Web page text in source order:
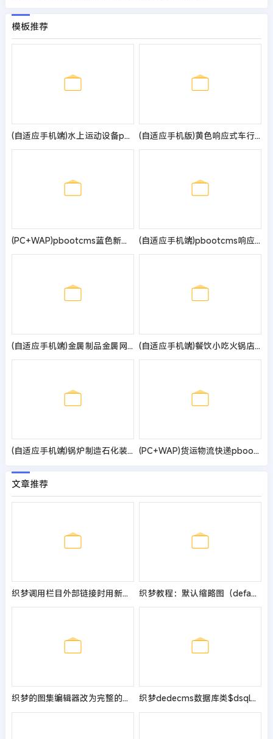
模板推荐
(自适应手机端)水上运动设备pbootcms网站模板 潜水服务公司网站源码 (自适应手机版)黄色响应式车行汽车租赁网站pbootcms模板 二手车销售出租公司网站模板
(PC+WAP)pbootcms蓝色新能源环保网站模板 太阳能光伏系统网站源码 (自适应手机端)pbootcms响应式企业通用网站模板 HTML5企业展示型网站源码
(自适应手机端)金属制品金属网滤网筛网pbootcms网站模板 黑色风格金属制造类企业网站源码 (自适应手机端)餐饮小吃火锅店网站pbootcms模板 餐饮火锅加盟网站源码
(自适应手机端)锅炉制造石化装备类网站pbootcms模板 压力容器网站源码 (PC+WAP)货运物流快递pbootcms网站模板 仓储货架类网站源码
文章推荐
织梦调用栏目外部链接时用新窗口打开 织梦教程：默认缩略图（defaultpic.gif）文件及路径修改方法
织梦的图集编辑器改为完整的文章编辑器的教程 织梦dedecms数据库类$dsql使用方法步骤